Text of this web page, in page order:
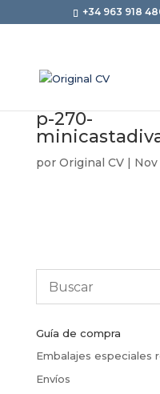
+34 963 918
p-270-
por Original CV| Nov
Guía de compra
Embalajes especiales
Envíos